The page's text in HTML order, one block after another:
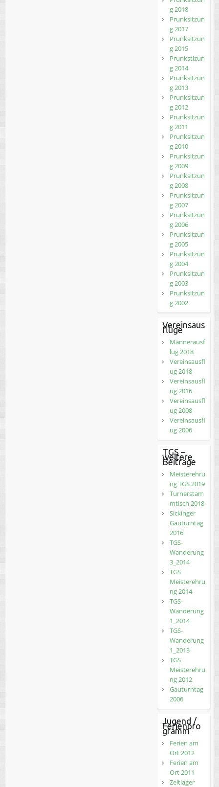
g 2018
Prunksitzun
g 2017
Prunksitzun
g 2015
Prunkstizun
g 2014
Prunksitzun
g 2013
Prunksitzun
g 2012
Prunksitzun
g 2011
Prunksitzun
g 2010
Prunksitzun
g 2009
Prunksitzun
g 2008
Prunksitzun
g 2007
Prunksitzun
g 2006
Prunksitzun
g 2005
Prunksitzun
g 2004
Prunksitzun
g 2003
Prunksitzun
g 2002
Vereinsaus
flüge
Männerausf
lug 2018
Vereinsausfl
ug 2018
Vereinsausfl
ug 2016
Vereinsausfl
ug 2008
Vereinsausfl
ug 2006
TGS –
weitere
Beiträge
Meisterehru
ng TGS 2019
Turnerstam
mtisch 2018
Sickinger
Gauturntag
2016
TGS-
Wanderung
3_2014
TGS
Meisterehru
ng 2014
TGS-
Wanderung
1_2014
TGS-
Wanderung
1_2013
TGS
Meisterehru
ng 2012
Gauturntag
2006
Jugend /
Ferienpro
gramm
Ferien am
Ort 2012
Ferien am
Ort 2011
Zeltlager